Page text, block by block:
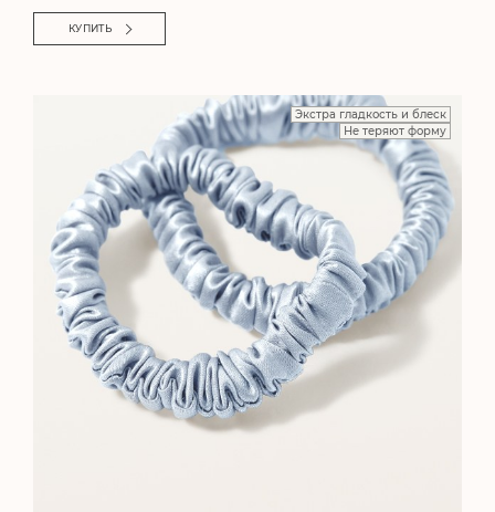
КУПИТЬ
Экстра гладкость и блеск
Не теряют форму